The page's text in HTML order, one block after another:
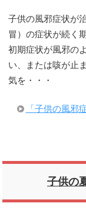
子供の風邪症状が
冒）の症状が続く
初期症状が風邪の
い、または咳が止
気を・・・
「子供の風邪
子供の